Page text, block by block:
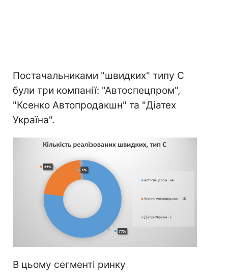
Постачальниками "швидких" типу С
були три компанії: "Автоспецпром",
"Ксенко Автопродакшн" та "Діатех
Україна".
В цьому сегменті ринку